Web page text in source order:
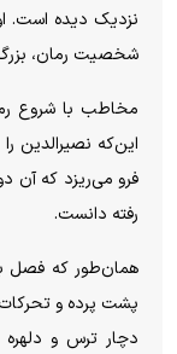
نزدیک دیده است.
شخصیت رمان،
مخاطب با شروع
این‌که نصیرالدین
فرو می‌ریزد که آن
رفته دانست.
همان‌طور که فصل
پشت پرده و
دچار ترس و